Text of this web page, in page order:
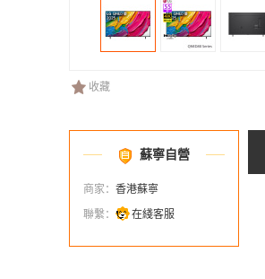
收藏
蘇寧自營
商家： 香港蘇寧
聯繫：
在綫客服